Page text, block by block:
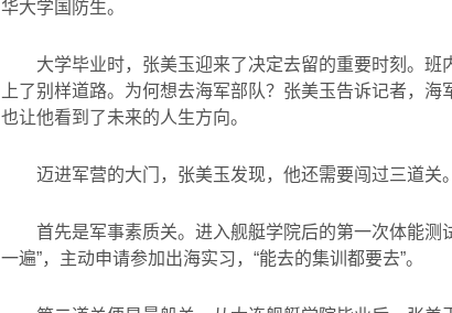
华大学国防生。
大学毕业时，张美玉迎来了决定去留的重要时刻。
上了别样道路。为何想去海军部队？张美玉告诉记者，
也让他看到了未来的人生方向。
迈进军营的大门，张美玉发现，他还需要闯过三道关。
首先是军事素质关。进入舰艇学院后的第一次体能
一遍”，主动申请参加出海实习，“能去的集训都要去”。